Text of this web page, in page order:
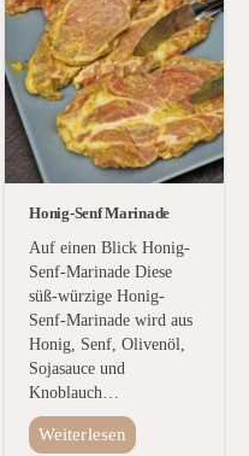
Honig-Senf Marinade
Auf einen Blick Honig-
Senf-Marinade Diese
süß-würzige Honig-
Senf-Marinade wird aus
Honig, Senf, Olivenöl,
Sojasauce und
Knoblauch…
Weiterlesen